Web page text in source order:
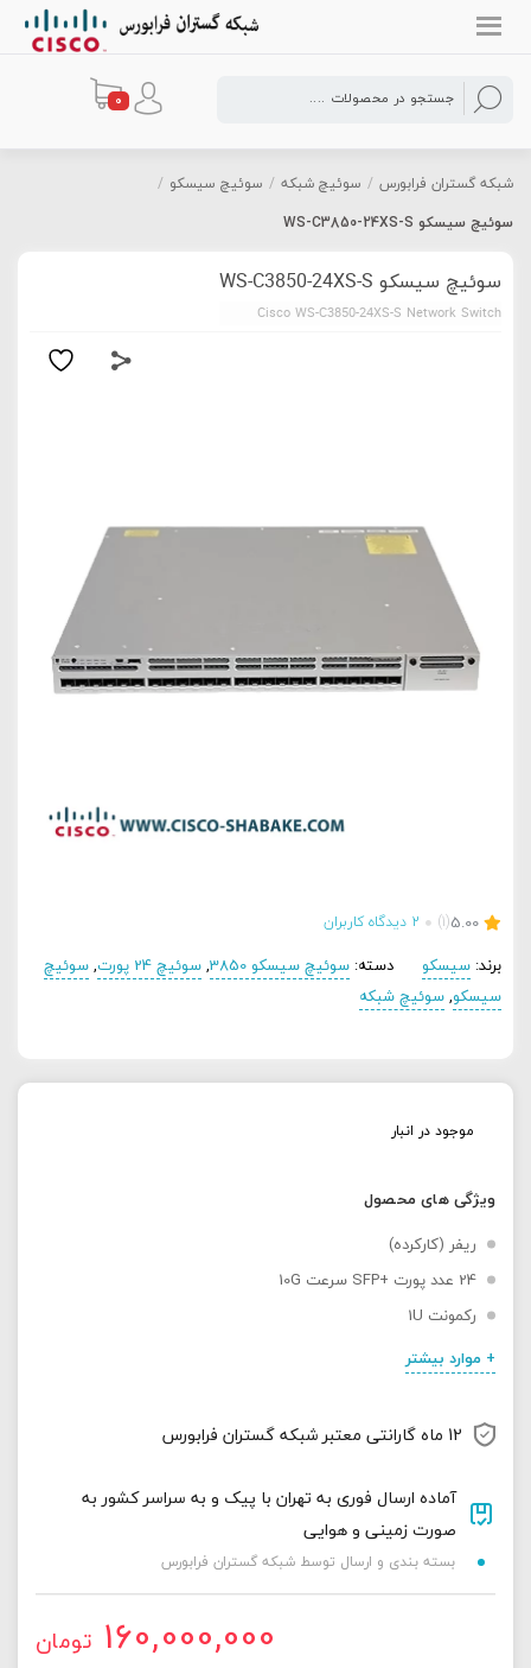
0
شبکه گستران فرابورس / سوئیچ شبکه / سوئیچ سیسکو /
سوئیچ سیسکو WS-C3850-24XS-S
سوئیچ سیسکو WS-C3850-24XS-S
Cisco WS-C3850-24XS-S Network Switch
5.00
(1)
2 دیدگاه کاربران
برند: سیسکو دسته: سوئیچ سیسکو 3850 ,سوئیچ 24 پورت ,سوئیچ
سیسکو,سوئیچ شبکه
موجود در انبار
ویژگی های محصول
ریفر (کارکرده)
24 عدد پورت +SFP سرعت 10G
رکمونت 1U
+ موارد بیشتر
12 ماه گارانتی معتبر شبکه گستران فرابورس
آماده ارسال فوری به تهران با پیک و به سراسر کشور به
صورت زمینی و هوایی
بسته بندی و ارسال توسط شبکه گستران فرابورس
160,000,000 تومان